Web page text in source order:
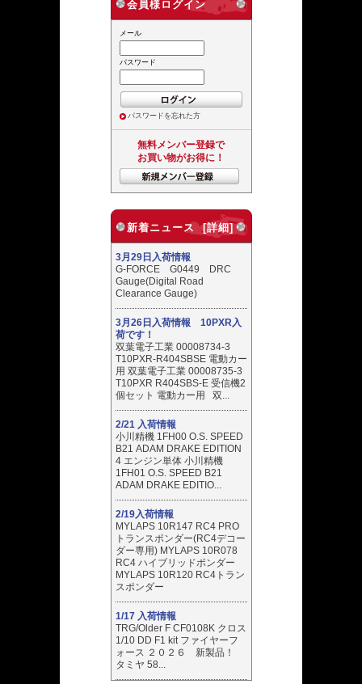
会員様ログイン
メール
パスワード
パスワードを忘れた方
無料メンバー登録で
お買い物がお得に！
新着ニュース [詳細]
3月29日入荷情報
G-FORCE G0449 DRC
Gauge(Digital Road
Clearance Gauge)
3月26日入荷情報 10PXR入
荷です！
双葉電子工業 00008734-3
T10PXR-R404SBSE 電動カー
用 双葉電子工業 00008735-3
T10PXR R404SBS-E 受信機2
個セット 電動カー用 双...
2/21 入荷情報
小川精機 1FH00 O.S. SPEED
B21 ADAM DRAKE EDITION
4 エンジン単体 小川精機
1FH01 O.S. SPEED B21
ADAM DRAKE EDITIO...
2/19入荷情報
MYLAPS 10R147 RC4 PRO
トランスポンダー(RC4デコー
ダー専用) MYLAPS 10R078
RC4 ハイブリッドポンダー
MYLAPS 10R120 RC4トラン
スポンダー
1/17 入荷情報
TRG/Older F CF0108K クロス
1/10 DD F1 kit ファイヤーフ
ォース ２０２６ 新製品！
タミヤ 58...